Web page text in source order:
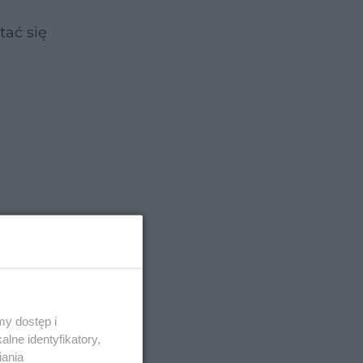
się
po
dostęp i
identyfikatory,